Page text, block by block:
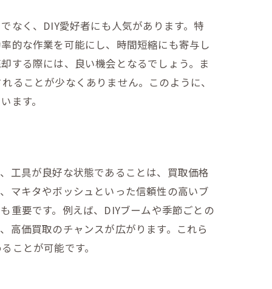
なく、DIY愛好者にも人気があります。特
的な作業を可能にし、時間短縮にも寄与し
する際には、良い機会となるでしょう。ま
ることが少なくありません。このように、
ます。
工具が良好な状態であることは、買取価格
マキタやボッシュといった信頼性の高いブ
重要です。例えば、DIYブームや季節ごとの
高価買取のチャンスが広がります。これら
ことが可能です。